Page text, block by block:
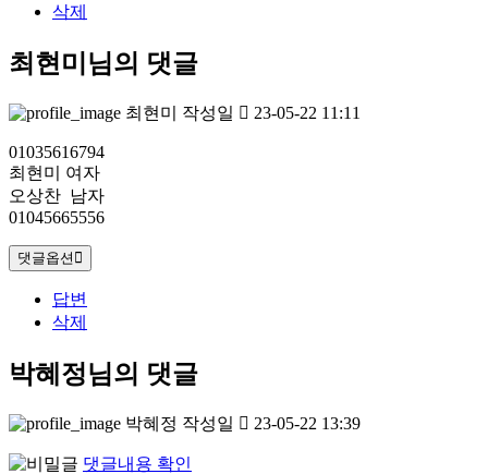
삭제
최현미님의 댓글
최현미 작성일 23-05-22 11:11
01035616794
최현미 여자
오상찬 남자
01045665556
댓글옵션
답변
삭제
박혜정님의 댓글
박혜정 작성일 23-05-22 13:39
댓글내용 확인